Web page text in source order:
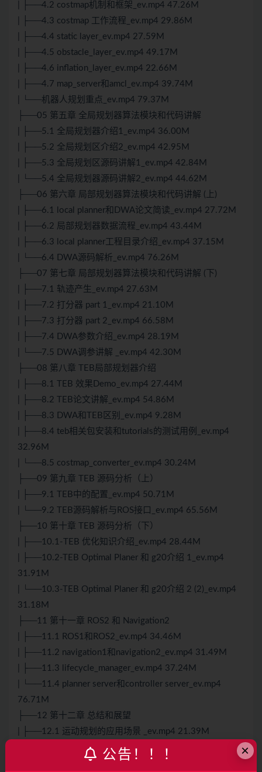
| ├──4.2 costmap机制和框架_ev.mp4 47.26M
| ├──4.3 costmap 工作流程_ev.mp4 29.86M
| ├──4.4 static layer_ev.mp4 27.59M
| ├──4.5 obstacle_layer_ev.mp4 49.17M
| ├──4.6 inflation_layer_ev.mp4 22.66M
| ├──4.7 map_server和amcl_ev.mp4 39.74M
| └──机器人规划重点_ev.mp4 79.37M
├──05 第五章 全局规划器算法模块和代码讲解
| ├──5.1 全局规划器介绍1_ev.mp4 36.00M
| ├──5.2 全局规划区介绍2_ev.mp4 42.95M
| ├──5.3 全局规划区源码讲解1_ev.mp4 42.84M
| └──5.4 全局规划器源码讲解2_ev.mp4 44.62M
├──06 第六章 局部规划器算法模块和代码讲解 (上)
| ├──6.1 local planner和DWA论文简读_ev.mp4 27.72M
| ├──6.2 局部规划器数据流程_ev.mp4 43.44M
| ├──6.3 local planner工程目录介绍_ev.mp4 37.15M
| └──6.4 DWA源码解析_ev.mp4 76.26M
├──07 第七章 局部规划器算法模块和代码讲解 (下)
| ├──7.1 轨迹产生_ev.mp4 27.63M
| ├──7.2 打分器 part 1_ev.mp4 21.10M
| ├──7.3 打分器 part 2_ev.mp4 66.58M
| ├──7.4 DWA参数介绍_ev.mp4 28.19M
| └──7.5 DWA调参讲解 _ev.mp4 42.30M
├──08 第八章 TEB局部规划器介绍
| ├──8.1 TEB 效果Demo_ev.mp4 27.44M
| ├──8.2 TEB论文讲解_ev.mp4 54.86M
| ├──8.3 DWA和TEB区别_ev.mp4 9.28M
| ├──8.4 teb相关包安装和tutorials的测试用例_ev.mp4
32.96M
| └──8.5 costmap_converter_ev.mp4 30.24M
├──09 第九章 TEB 源码分析（上）
| ├──9.1 TEB中的配置_ev.mp4 50.71M
| └──9.2 TEB源码解析与ROS接口_ev.mp4 65.56M
├──10 第十章 TEB 源码分析（下）
| ├──10.1-TEB 优化知识介绍_ev.mp4 28.44M
| ├──10.2-TEB Optimal Planer 和 g20介绍 1_ev.mp4
31.91M
| └──10.3-TEB Optimal Planer 和 g20介绍 2 (2)_ev.mp4
31.18M
├──11 第十一章 ROS2 和 Navigation2
| ├──11.1 ROS1和ROS2_ev.mp4 34.46M
| ├──11.2 navigation1和navigation2_ev.mp4 31.49M
| ├──11.3 lifecycle_manager_ev.mp4 37.24M
| └──11.4 planner server和controller server_ev.mp4
76.71M
├──12 第十二章 总结和展望
| ├──12.1 运动规划的应用场景 _ev.mp4 21.39M
| ├──12.2 自动驾驶平台介绍_ev.mp4 34.38M
| ├──12.3 其他的规划算法_ev.mp4 48.12M
×
公告！！！